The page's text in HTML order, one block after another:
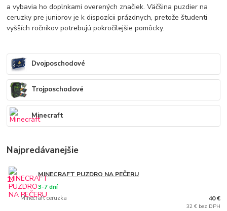
a vybavia ho doplnkami overených značiek. Väčšina puzdier na
ceruzky pre juniorov je k dispozícii prázdnych, pretože študenti
vyšších ročníkov potrebujú pokročilejšie pomôcky.
Dvojposchodové
Trojposchodové
Minecraft
Najpredávanejšie
1. MINECRAFT PUZDRO NA PEČERU
Minecraft ceruzka
3-7 dní
40 €
32 € bez DPH